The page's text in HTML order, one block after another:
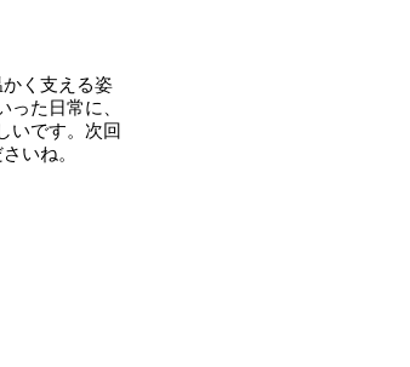
く支える姿
た日常に、
いです。次回
いね。